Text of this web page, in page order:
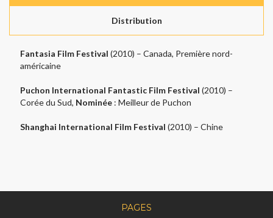
Distribution
Fantasia Film Festival (2010) – Canada, Première nord-
américaine
Puchon International Fantastic Film Festival (2010) –
Corée du Sud, Nominée : Meilleur de Puchon
Shanghai International Film Festival (2010) – Chine
PAGES